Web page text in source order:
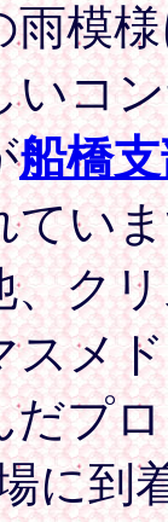
雨模
いコ
船橋
てい
、ク
スメ
だプ
に到